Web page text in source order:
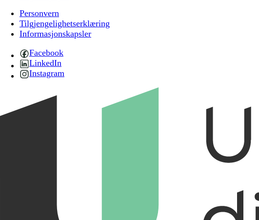
Personvern
Tilgjengelighetserklæring
Informasjonskapsler
Facebook
LinkedIn
Instagram